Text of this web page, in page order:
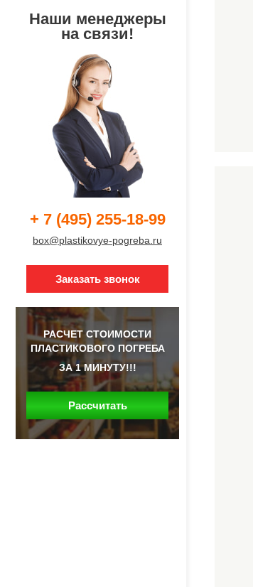
Наши менеджеры
на связи!
+ 7 (495) 255-18-99
box@plastikovye-pogreba.ru
Заказать звонок
РАСЧЕТ СТОИМОСТИ
ПЛАСТИКОВОГО ПОГРЕБА
ЗА 1 МИНУТУ!!!
Рассчитать